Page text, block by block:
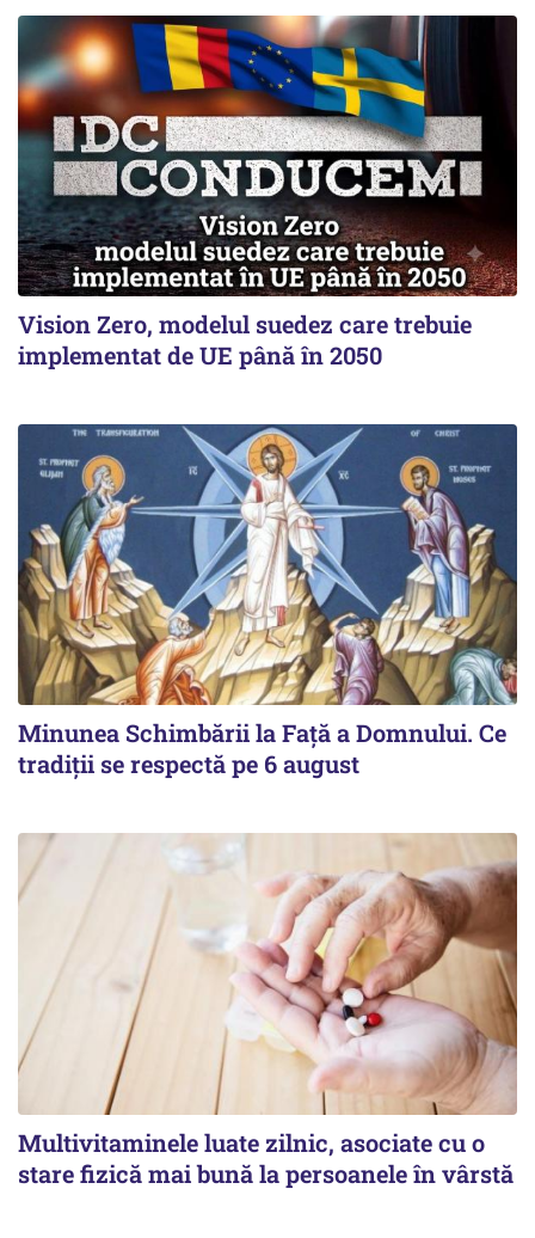
Vision Zero, modelul suedez care trebuie
implementat de UE până în 2050
Minunea Schimbării la Față a Domnului. Ce
tradiții se respectă pe 6 august
Multivitaminele luate zilnic, asociate cu o
stare fizică mai bună la persoanele în vârstă